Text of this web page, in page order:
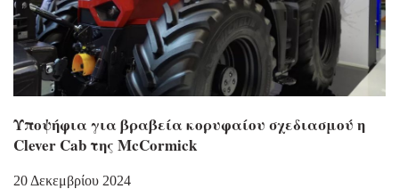
Υποψήφια για βραβεία κορυφαίου σχεδιασμού η
Clever Cab της McCormick
20 Δεκεμβρίου 2024